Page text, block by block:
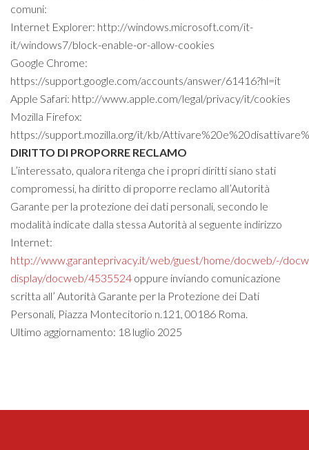
comuni:
Internet Explorer: http://windows.microsoft.com/it-
it/windows7/block-enable-or-allow-cookies
Google Chrome:
https://support.google.com/accounts/answer/61416?hl=it
Apple Safari: http://www.apple.com/legal/privacy/it/cookies
Mozilla Firefox:
https://support.mozilla.org/it/kb/
DIRITTO DI PROPORRE RECLAMO
L’interessato, qualora ritenga che i propri diritti siano stati
compromessi, ha diritto di proporre reclamo all’Autorità
Garante per la protezione dei dati personali, secondo le
modalità indicate dalla stessa Autorità al seguente indirizzo
Internet:
http://www.garanteprivacy.it/web/guest/home/docweb/-/
display/docweb/4535524 oppure inviando comunicazione
scritta all’ Autorità Garante per la Protezione dei Dati
Personali, Piazza Montecitorio n.121, 00186 Roma.
Ultimo aggiornamento: 18 luglio 2025